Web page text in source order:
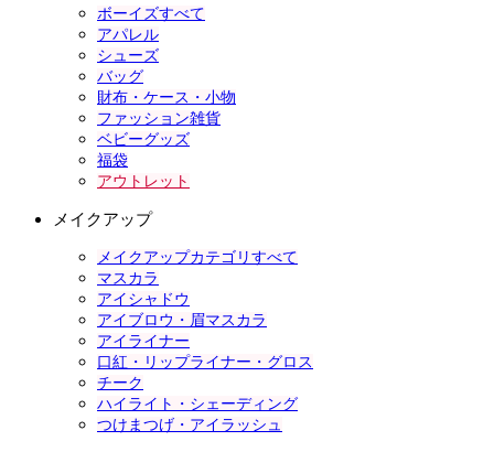
ボーイズすべて
アパレル
シューズ
バッグ
財布・ケース・小物
ファッション雑貨
ベビーグッズ
福袋
アウトレット
メイクアップ
メイクアップカテゴリすべて
マスカラ
アイシャドウ
アイブロウ・眉マスカラ
アイライナー
口紅・リップライナー・グロス
チーク
ハイライト・シェーディング
つけまつげ・アイラッシュ